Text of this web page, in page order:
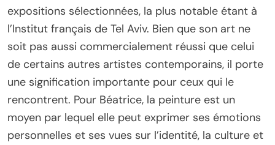
expositions sélectionnées, la plus notable étant à
l’Institut français de Tel Aviv. Bien que son art ne
soit pas aussi commercialement réussi que celui
de certains autres artistes contemporains, il porte
une signification importante pour ceux qui le
rencontrent. Pour Béatrice, la peinture est un
moyen par lequel elle peut exprimer ses émotions
personnelles et ses vues sur l’identité, la culture et